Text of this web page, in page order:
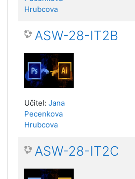
Hrubcova
ASW-28-IT2B
Učitel: Jana
Pecenkova
Hrubcova
ASW-28-IT2C